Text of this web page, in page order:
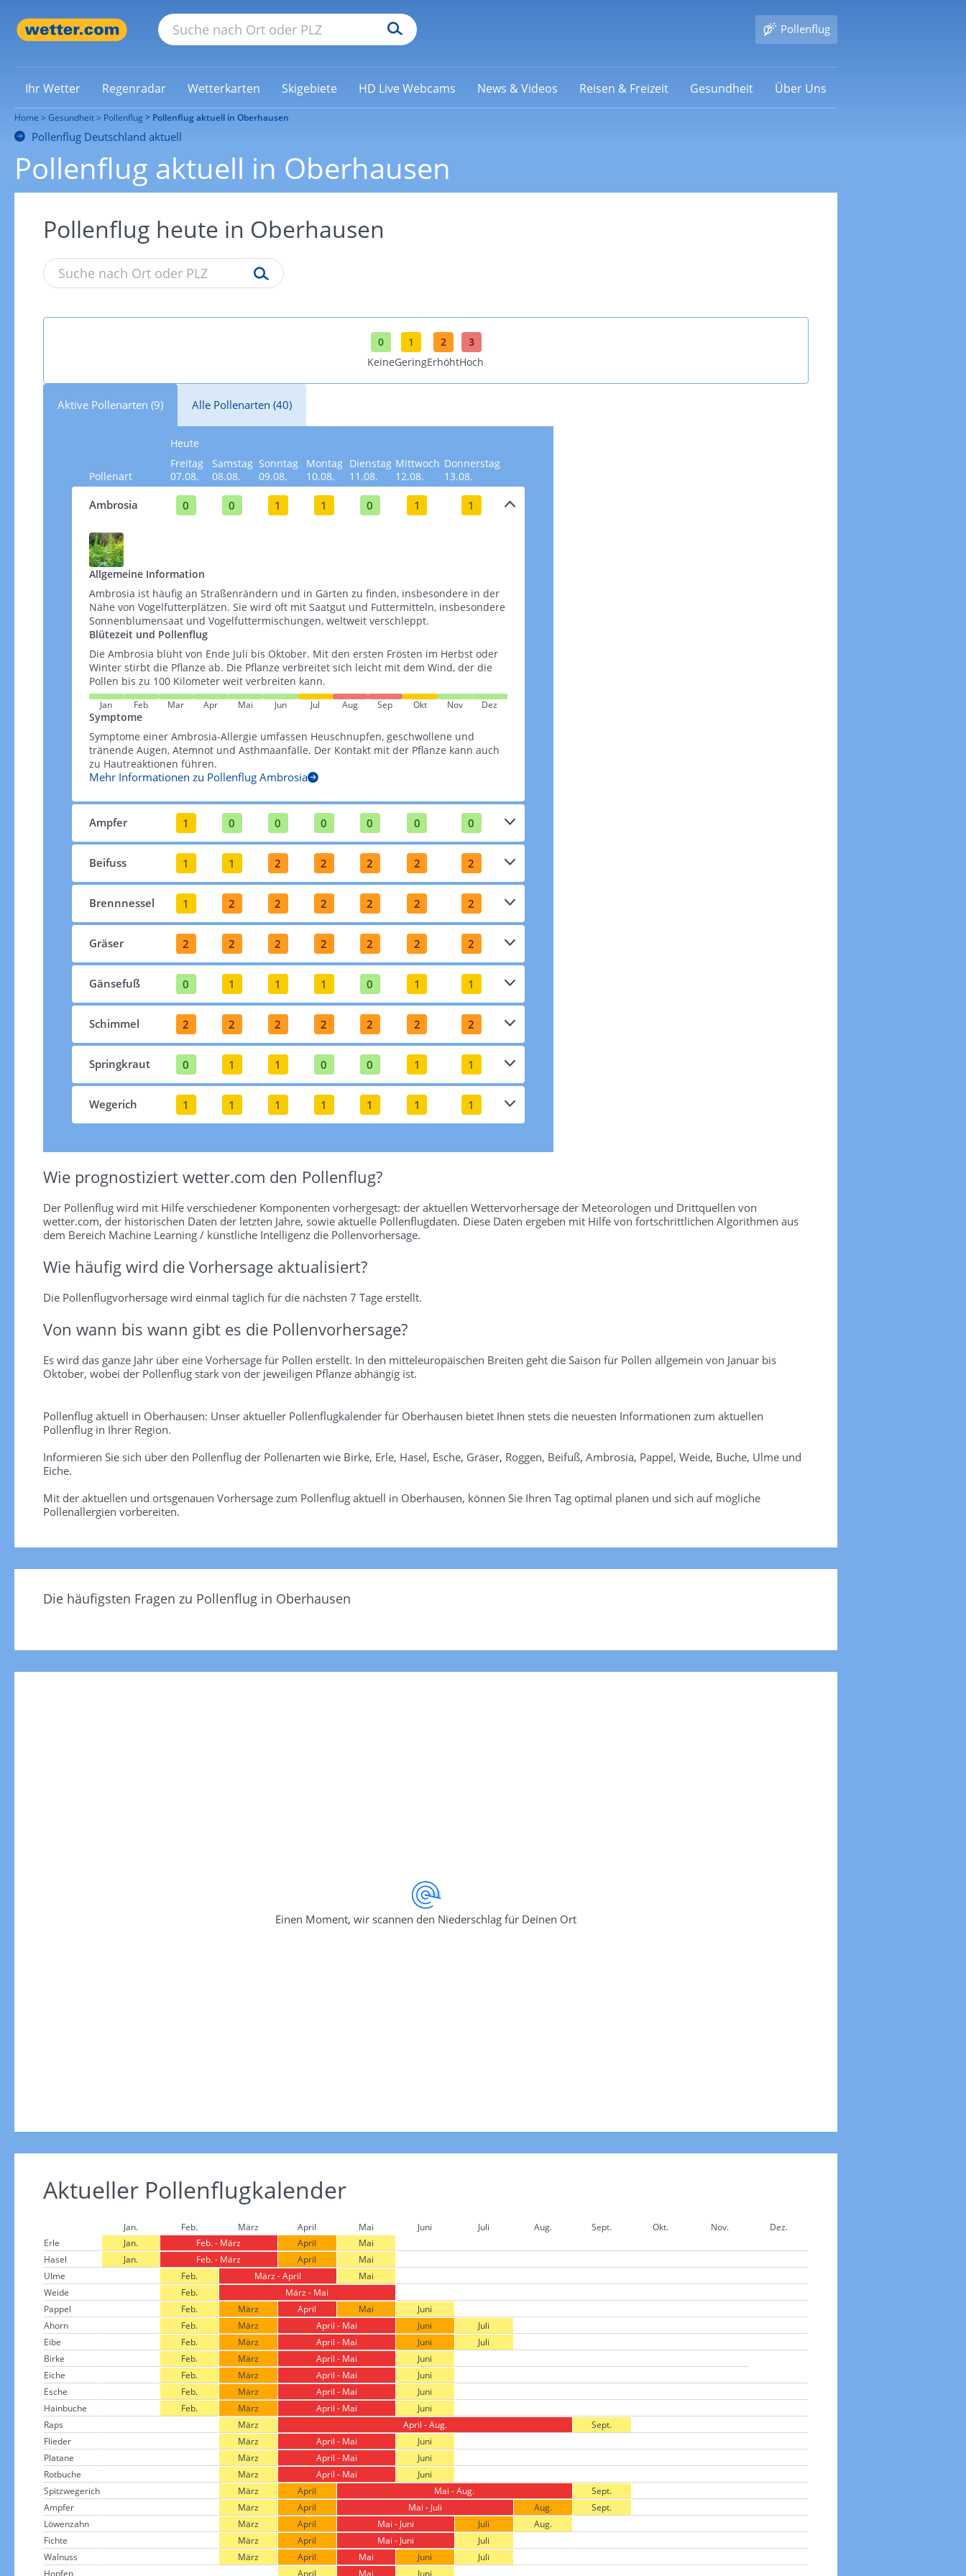
Pollenflug
Ihr Wetter Regenradar Wetterkarten Skigebiete HD Live Webcams News & Videos Reisen & Freizeit Gesundheit Über Uns
Home Gesundheit Pollenflug Pollenflug aktuell in Oberhausen
Pollenflug Deutschland aktuell
Pollenflug aktuell in Oberhausen
Pollenflug heute in Oberhausen
0
Keine
1
Gering
2
Erhöht
3
Hoch
Aktive Pollenarten (9) Alle Pollenarten (40)
Pollenart
Heute
Freitag
07.08.
Samstag
08.08.
Sonntag
09.08.
Montag
10.08.
Dienstag
11.08.
Mittwoch
12.08.
Donnerstag
13.08.
Ambrosia 0 0 1 1 0 1 1
Allgemeine Information
Ambrosia ist häufig an Straßenrändern und in Gärten zu finden, insbesondere in der
Nähe von Vogelfutterplätzen. Sie wird oft mit Saatgut und Futtermitteln, insbesondere
Sonnenblumensaat und Vogelfuttermischungen, weltweit verschleppt​​​​.
Blütezeit und Pollenflug
Die Ambrosia blüht von Ende Juli bis Oktober. Mit den ersten Frösten im Herbst oder
Winter stirbt die Pflanze ab. Die Pflanze verbreitet sich leicht mit dem Wind, der die
Pollen bis zu 100 Kilometer weit verbreiten kann​​.
Jan Feb Mar Apr Mai Jun Jul Aug Sep Okt Nov Dez
Symptome
Symptome einer Ambrosia-Allergie umfassen Heuschnupfen, geschwollene und
tränende Augen, Atemnot und Asthmaanfälle. Der Kontakt mit der Pflanze kann auch
zu Hautreaktionen führen​​.
Mehr Informationen zu Pollenflug Ambrosia
Ampfer 1 0 0 0 0 0 0
Beifuss 1 1 2 2 2 2 2
Brennnessel 1 2 2 2 2 2 2
Gräser 2 2 2 2 2 2 2
Gänsefuß 0 1 1 1 0 1 1
Schimmel 2 2 2 2 2 2 2
Springkraut 0 1 1 0 0 1 1
Wegerich 1 1 1 1 1 1 1
Wie prognostiziert wetter.com den Pollenflug?
Der Pollenflug wird mit Hilfe verschiedener Komponenten vorhergesagt: der aktuellen Wettervorhersage der Meteorologen und Drittquellen von
wetter.com, der historischen Daten der letzten Jahre, sowie aktuelle Pollenflugdaten. Diese Daten ergeben mit Hilfe von fortschrittlichen Algorithmen aus
dem Bereich Machine Learning / künstliche Intelligenz die Pollenvorhersage.
Wie häufig wird die Vorhersage aktualisiert?
Die Pollenflugvorhersage wird einmal täglich für die nächsten 7 Tage erstellt.
Von wann bis wann gibt es die Pollenvorhersage?
Es wird das ganze Jahr über eine Vorhersage für Pollen erstellt. In den mitteleuropäischen Breiten geht die Saison für Pollen allgemein von Januar bis
Oktober, wobei der Pollenflug stark von der jeweiligen Pflanze abhängig ist.
Pollenflug aktuell in Oberhausen: Unser aktueller Pollenflugkalender für Oberhausen bietet Ihnen stets die neuesten Informationen zum aktuellen
Pollenflug in Ihrer Region.
Informieren Sie sich über den Pollenflug der Pollenarten wie Birke, Erle, Hasel, Esche, Gräser, Roggen, Beifuß, Ambrosia, Pappel, Weide, Buche, Ulme und
Eiche.
Mit der aktuellen und ortsgenauen Vorhersage zum Pollenflug aktuell in Oberhausen, können Sie Ihren Tag optimal planen und sich auf mögliche
Pollenallergien vorbereiten.
Die häufigsten Fragen zu Pollenflug in Oberhausen
Einen Moment, wir scannen den Niederschlag für Deinen Ort
Aktueller Pollenflugkalender
Jan. Feb. März April Mai Juni Juli Aug. Sept. Okt. Nov.
Dez.
Erle
Jan. Feb. - März April
Mai
Hasel
Jan. Feb. - März April
Mai
Ulme
Feb. März - April
Mai
Weide
Feb.
März - Mai
Pappel
Feb. März April Mai
Juni
Ahorn
Feb. März April - Mai Juni
Juli
Eibe
Feb. März April - Mai Juni
Juli
Birke
Feb. März April - Mai
Juni
Eiche
Feb. März April - Mai
Juni
Esche
Feb. März April - Mai
Juni
Hainbuche
Feb. März April - Mai
Juni
Raps
März April - Aug.
Sept.
Flieder
März April - Mai
Juni
Platane
März April - Mai
Juni
Rotbuche
März April - Mai
Juni
Spitzwegerich
März April Mai - Aug.
Sept.
Ampfer
März April Mai - Juli Aug.
Sept.
Löwenzahn
März April Mai - Juni Juli
Aug.
Fichte
März April Mai - Juni
Juli
Walnuss
März April Mai Juni
Juli
Hopfen
April Mai Juni